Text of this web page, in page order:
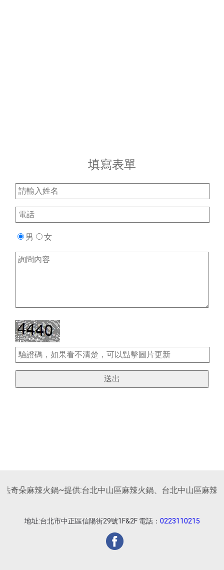
填寫表單
男 女
奇朵麻辣火鍋~提供:台北中山區麻辣火鍋、台北中山區麻辣
地址:台北市中正區信陽街29號1F&2F 電話： 0223110215